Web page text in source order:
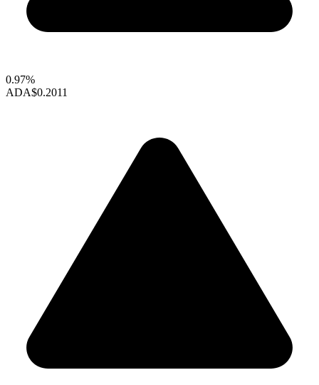
0.97%
ADA$0.2011